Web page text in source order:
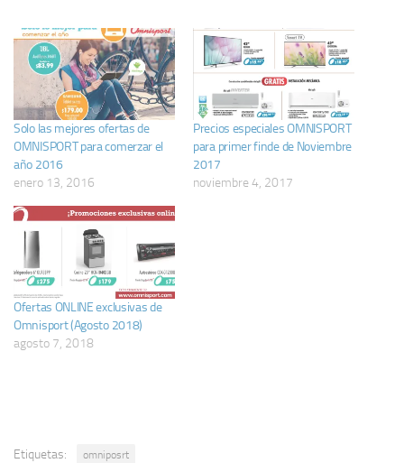
Solo las mejores ofertas de
OMNISPORT para comerzar el
año 2016
enero 13, 2016
Precios especiales OMNISPORT
para primer finde de Noviembre
2017
noviembre 4, 2017
Ofertas ONLINE exclusivas de
Omnisport (Agosto 2018)
agosto 7, 2018
Etiquetas: omniposrt